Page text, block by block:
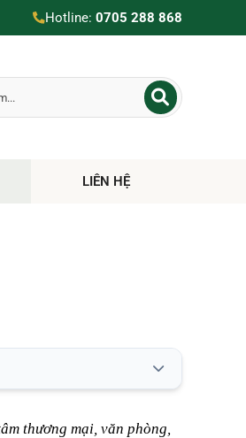
Hotline: 0705 288 868
LIÊN HỆ
thương mại, văn phòng,